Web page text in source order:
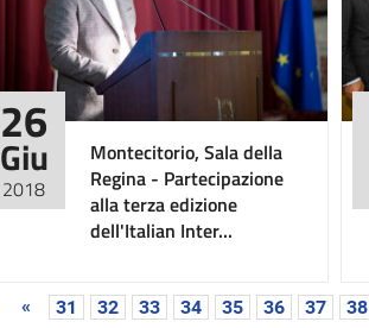
26
Giu
2018
Montecitorio, Sala della
Regina - Partecipazione
alla terza edizione
dell'Italian Inter...
« 31 32 33 34 35 36 37 38